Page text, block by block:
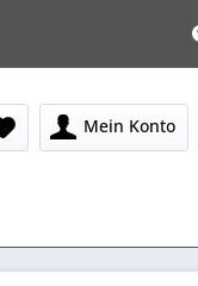
Mein Konto